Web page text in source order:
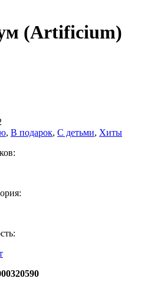
(Artificium)
, В подарок, С детьми, Хиты